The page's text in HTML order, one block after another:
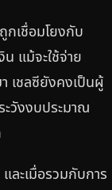
กเชื่อมโยงกับ
แม้จะใช้จ่าย
เชลซียังคงเป็นผู้
ะวังงบประมาณ
ละเมื่อรวมกับการ